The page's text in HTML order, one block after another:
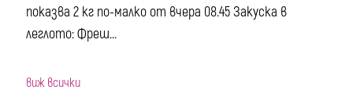
показва 2 кг по-малко от вчера 08.45 Закуска в
леглото: Фреш...
виж всички